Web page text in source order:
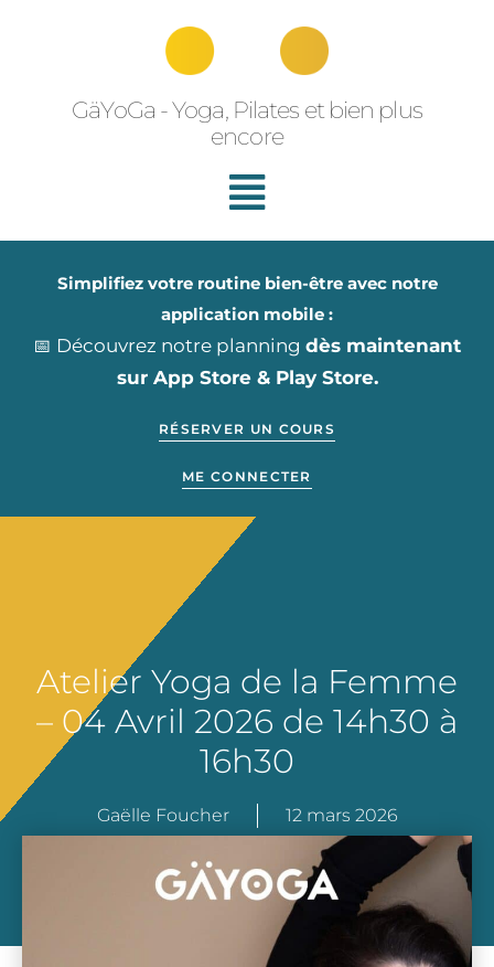
GäYoGa - Yoga, Pilates et bien plus
encore
Simplifiez votre routine bien-être avec notre
application mobile :
📅 Découvrez notre planning dès maintenant
sur App Store & Play Store.
RÉSERVER UN COURS
ME CONNECTER
Atelier Yoga de la Femme
– 04 Avril 2026 de 14h30 à
16h30
Gaëlle Foucher 12 mars 2026